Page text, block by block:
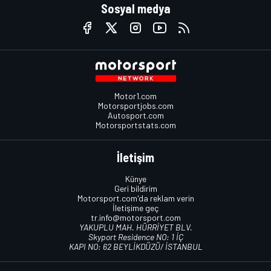
Sosyal medya
Motor1.com
Motorsportjobs.com
Autosport.com
Motorsportstats.com
İletişim
Künye
Geri bildirim
Motorsport.com'da reklam verin
İletişime geç
tr.info@motorsport.com
YAKUPLU MAH. HÜRRİYET BLV.
Skyport Residence NO: 1 İÇ
KAPI NO: 62 BEYLİKDÜZÜ/ İSTANBUL